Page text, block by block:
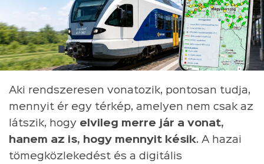
Aki rendszeresen vonatozik, pontosan tudja,
mennyit ér egy térkép, amelyen nem csak az
látszik, hogy elvileg merre jár a vonat,
hanem az is, hogy mennyit késik. A hazai
tömegközlekedést és a digitális